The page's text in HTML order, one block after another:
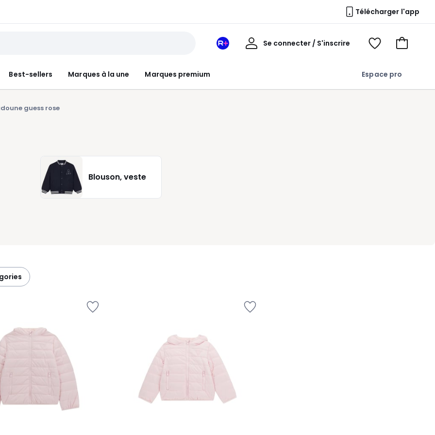
Télécharger l'app
Best-sellers Marques à la une Marques premium Espace pro
Mon
Se connecter / S'inscrire
Mon
Voir
Voir
guess rose
Blouson, veste